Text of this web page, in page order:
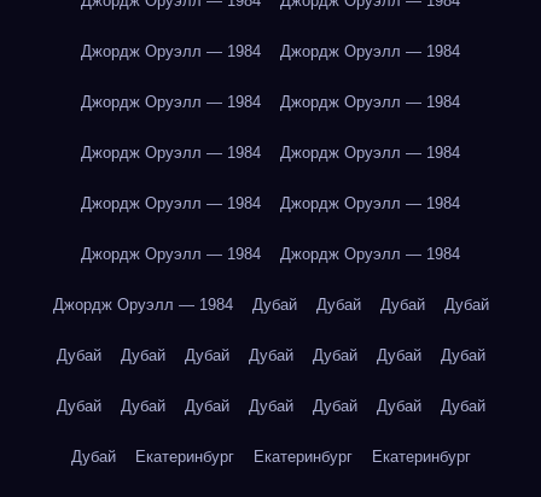
Джордж Оруэлл — 1984 Джордж Оруэлл — 1984
Джордж Оруэлл — 1984 Джордж Оруэлл — 1984
Джордж Оруэлл — 1984 Джордж Оруэлл — 1984
Джордж Оруэлл — 1984 Джордж Оруэлл — 1984
Джордж Оруэлл — 1984 Джордж Оруэлл — 1984
Джордж Оруэлл — 1984 Дубай Дубай Дубай Дубай
Дубай Дубай Дубай Дубай Дубай Дубай Дубай
Дубай Дубай Дубай Дубай Дубай Дубай Дубай
Дубай Екатеринбург Екатеринбург Екатеринбург